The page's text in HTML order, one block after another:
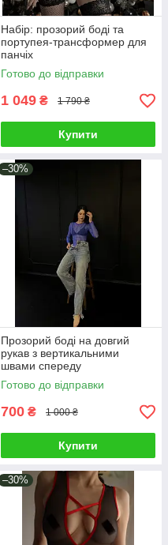
Набір: прозорий боді та
портупея-трансформер для
панчіх
Готово до відправки
1 049 ₴ 1 790 ₴
Купити
–30%
Прозорий боді на довгий
рукав з вертикальними
швами спереду
Готово до відправки
700 ₴ 1 000 ₴
Купити
–30%